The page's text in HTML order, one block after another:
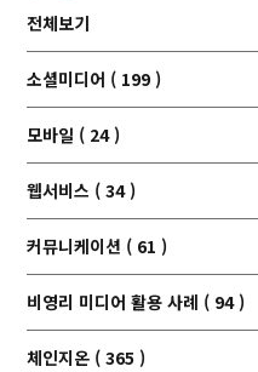
전체보기
소셜미디어 ( 199 )
모바일 ( 24 )
웹서비스 ( 34 )
커뮤니케이션 ( 61 )
비영리 미디어 활용 사례 ( 94 )
체인지온 ( 365 )